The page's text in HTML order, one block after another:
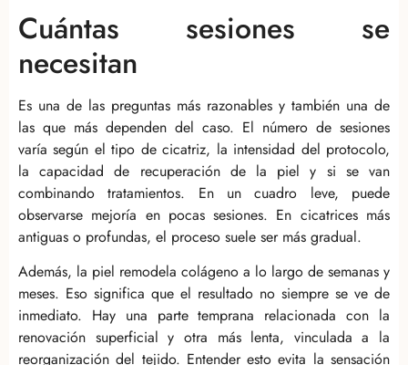
Cuántas sesiones se
necesitan
Es una de las preguntas más razonables y también una de
las que más dependen del caso. El número de sesiones
varía según el tipo de cicatriz, la intensidad del protocolo,
la capacidad de recuperación de la piel y si se van
combinando tratamientos. En un cuadro leve, puede
observarse mejoría en pocas sesiones. En cicatrices más
antiguas o profundas, el proceso suele ser más gradual.
Además, la piel remodela colágeno a lo largo de semanas y
meses. Eso significa que el resultado no siempre se ve de
inmediato. Hay una parte temprana relacionada con la
renovación superficial y otra más lenta, vinculada a la
reorganización del tejido. Entender esto evita la sensación